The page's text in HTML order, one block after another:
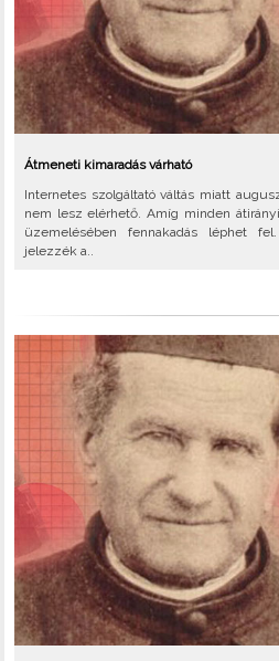
Átmeneti kimaradás várható
Internetes szolgáltató váltás miatt
nem lesz elérhető. Amíg minden
üzemelésében fennakadás léphet
jelezzék a..